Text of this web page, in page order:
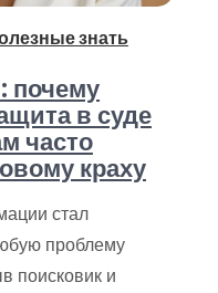
знать
почему
в суде
часто
краху
стал
проблему
поисковик и